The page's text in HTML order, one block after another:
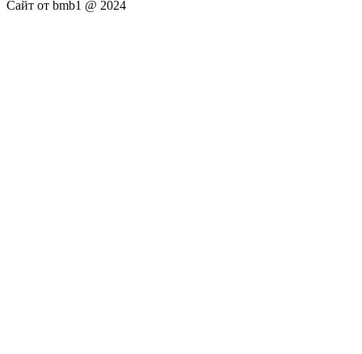
Сайт от bmb1 @ 2024